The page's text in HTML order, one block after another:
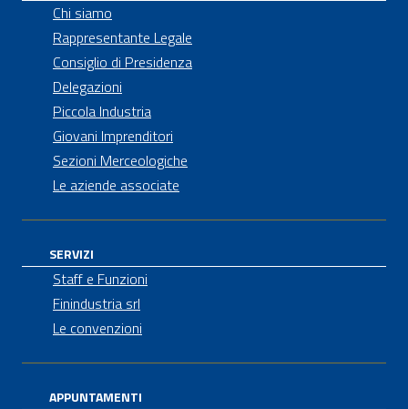
Chi siamo
Rappresentante Legale
Consiglio di Presidenza
Delegazioni
Piccola Industria
Giovani Imprenditori
Sezioni Merceologiche
Le aziende associate
SERVIZI
Staff e Funzioni
Finindustria srl
Le convenzioni
APPUNTAMENTI